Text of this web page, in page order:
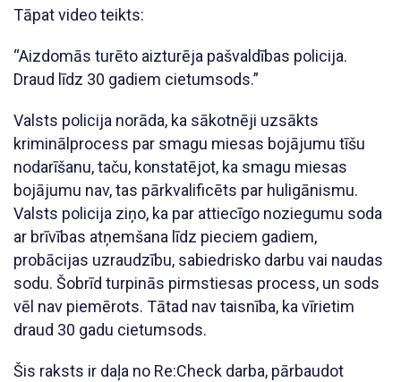
Tāpat video teikts:
“Aizdomās turēto aizturēja pašvaldības policija.
Draud līdz 30 gadiem cietumsods.”
Valsts policija norāda, ka sākotnēji uzsākts
kriminālprocess par smagu miesas bojājumu tīšu
nodarīšanu, taču, konstatējot, ka smagu miesas
bojājumu nav, tas pārkvalificēts par huligānismu.
Valsts policija ziņo, ka par attiecīgo noziegumu soda
ar brīvības atņemšana līdz pieciem gadiem,
probācijas uzraudzību, sabiedrisko darbu vai naudas
sodu. Šobrīd turpinās pirmstiesas process, un sods
vēl nav piemērots. Tātad nav taisnība, ka vīrietim
draud 30 gadu cietumsods.
Šis raksts ir daļa no Re:Check darba, pārbaudot